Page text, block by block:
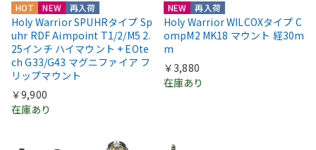
HOT NEW 再入荷
Holy Warrior SPUHRタイプ Sp
uhr RDF Aimpoint T1/2/M5 2.
25インチ ハイマウント + EOte
ch G33/G43 マグニファイア フ
リップマウント
￥9,900
在庫あり
NEW 再入荷
Holy Warrior WILCOXタイプ C
ompM2 MK18 マウント 経30m
m
￥3,880
在庫あり